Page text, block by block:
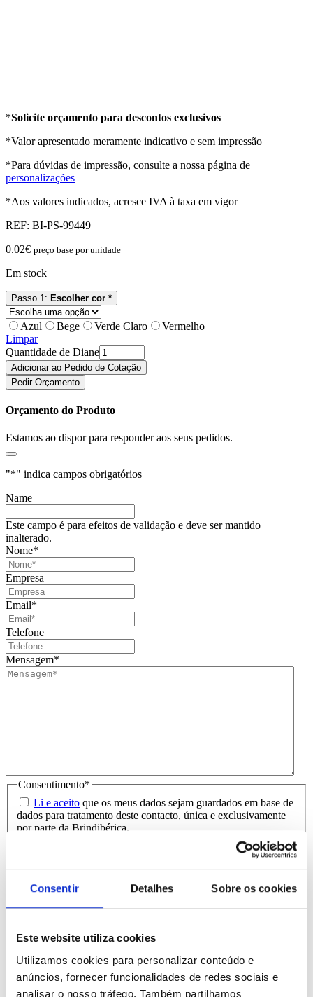
Consentir Detalhes Sobre os cookies
Este website utiliza cookies
Utilizamos cookies para personalizar conteúdo e
anúncios, fornecer funcionalidades de redes sociais e
analisar o nosso tráfego. Também partilhamos
*Solicite orçamento para descontos exclusivos
*Valor apresentado meramente indicativo e sem impressão
*Para dúvidas de impressão, consulte a nossa página de
personalizações
*Aos valores indicados, acresce IVA à taxa em vigor
REF: BI-PS-99449
0.02€ preço base por unidade
Em stock
Passo 1: Escolher cor *
Azul Bege Verde Claro
Vermelho
Limpar
Quantidade de Diane
Adicionar ao Pedido de Cotação
Pedir Orçamento
Orçamento do Produto
Estamos ao dispor para responder aos seus pedidos.
"*" indica campos obrigatórios
Name
Este campo é para efeitos de validação e deve ser mantido
inalterado.
Nome*
Empresa
Email*
Telefone
Mensagem*
Consentimento*
Li e aceito que os meus dados sejam guardados em base de
dados para tratamento deste contacto, única e exclusivamente
por parte da Brindibérica.
Produtos Relacionados
Comprar
Findo
REF. BI-PS-98124